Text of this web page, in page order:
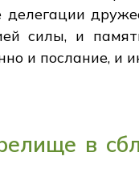
силы, и
и послание, и
в